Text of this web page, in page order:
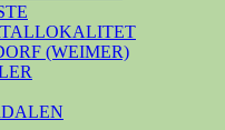
(WEIMER)